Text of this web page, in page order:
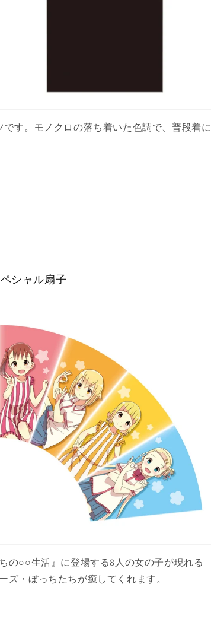
す。モノクロの落ち着いた色調で、普段着に
シャル扇子
の○○生活』に登場する8人の女の子が現れる
・ぼっちたちが癒してくれます。